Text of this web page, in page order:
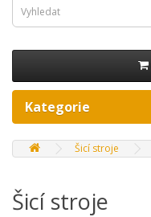
Kategorie
Šicí stroje
Šicí stroje